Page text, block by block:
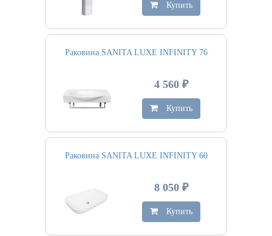
Купить
Раковина SANITA LUXE INFINITY 76
4 560 ₽
Купить
Раковина SANITA LUXE INFINITY 60
8 050 ₽
Купить